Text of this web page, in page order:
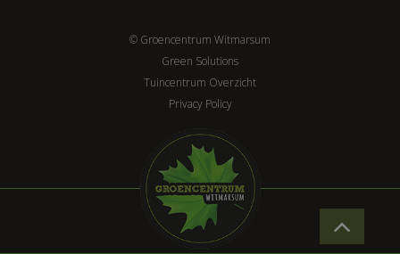
© Groencentrum Witmarsum
Green Solutions
Tuincentrum Overzicht
Privacy Policy